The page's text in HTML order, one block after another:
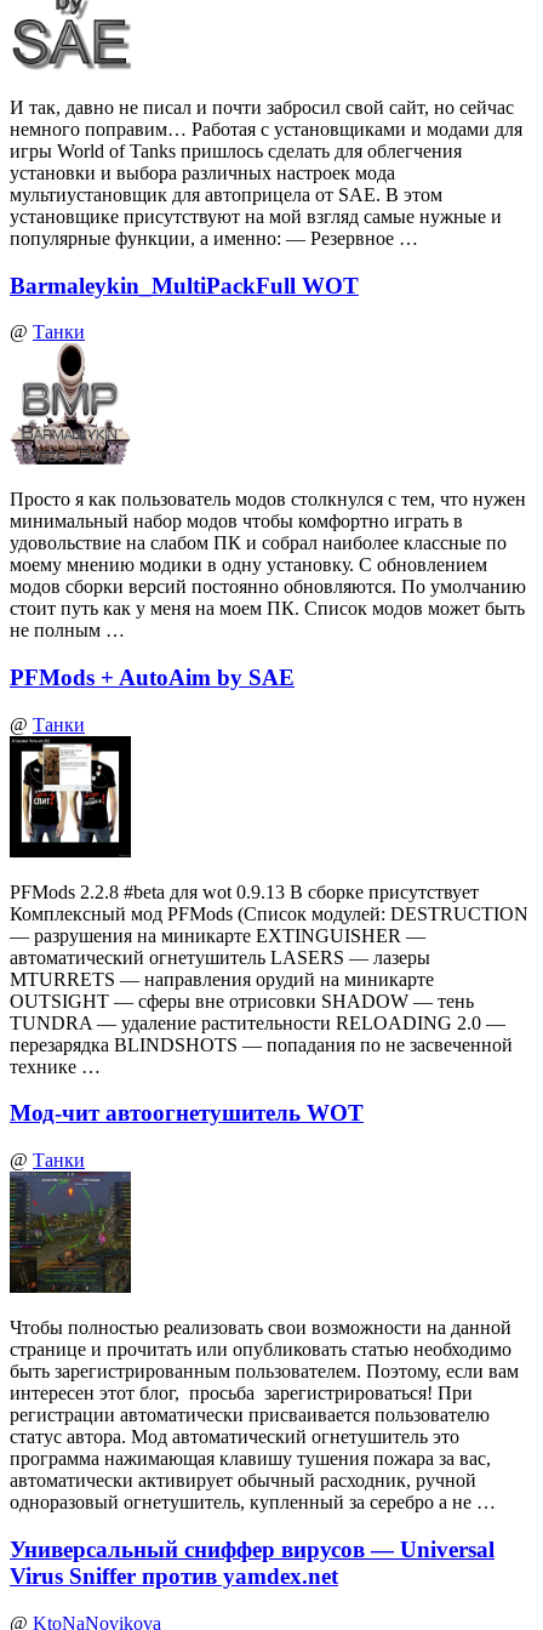
И так, давно не писал и почти забросил свой сайт, но сейчас
немного поправим… Работая с установщиками и модами для
игры World of Tanks пришлось сделать для облегчения
установки и выбора различных настроек мода
мультиустановщик для автоприцела от SAE. В этом
установщике присутствуют на мой взгляд самые нужные и
популярные функции, а именно: — Резервное …
Barmaleykin_MultiPackFull WOT
@ Танки
Просто я как пользователь модов столкнулся с тем, что нужен
минимальный набор модов чтобы комфортно играть в
удовольствие на слабом ПК и собрал наиболее классные по
моему мнению модики в одну установку. С обновлением
модов сборки версий постоянно обновляются. По умолчанию
стоит путь как у меня на моем ПК. Список модов может быть
не полным …
PFMods + AutoAim by SAE
@ Танки
PFMods 2.2.8 #beta для wot 0.9.13 В сборке присутствует
Комплексный мод PFMods (Список модулей: DESTRUCTION
— разрушения на миникарте EXTINGUISHER —
автоматический огнетушитель LASERS — лазеры
MTURRETS — направления орудий на миникарте
OUTSIGHT — сферы вне отрисовки SHADOW — тень
TUNDRA — удаление растительности RELOADING 2.0 —
перезарядка BLINDSHOTS — попадания по не засвеченной
технике …
Мод-чит автоогнетушитель WOT
@ Танки
Чтобы полностью реализовать свои возможности на данной
странице и прочитать или опубликовать статью необходимо
быть зарегистрированным пользователем. Поэтому, если вам
интересен этот блог, просьба зарегистрироваться! При
регистрации автоматически присваивается пользователю
статус автора. Мод автоматический огнетушитель это
программа нажимающая клавишу тушения пожара за вас,
автоматически активирует обычный расходник, ручной
одноразовый огнетушитель, купленный за серебро а не …
Универсальный сниффер вирусов — Universal
Virus Sniffer против yamdex.net
@ KtoNaNovikova